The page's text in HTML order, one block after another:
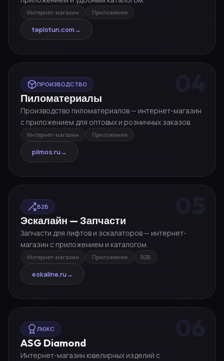
Интернет-магазин Приложение
teplotun.com→
ПРОИЗВОДСТВО
Пиломатериалы
Производство пиломатериалов — интернет-магазин
с приложением для оптовых и розничных заказов.
Интернет-магазин Приложение
pilmos.ru→
B2B
Эскалайн — Запчасти
Запчасти для лифтов и эскалаторов — интернет-
магазин с приложением и каталогом.
Интернет-магазин Приложение B2B
eskaline.ru→
ЛЮКС
ASG Diamond
Интернет-магазин ювелирных изделий с